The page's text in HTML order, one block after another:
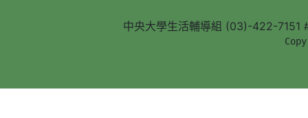
中央大學生活輔導組 (03)-422-7151